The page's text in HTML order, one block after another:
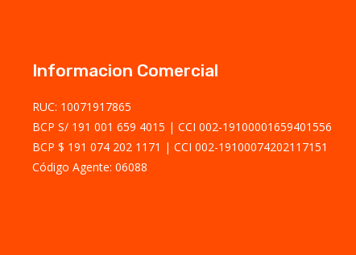
Informacion Comercial
RUC: 10071917865
BCP S/ 191 001 659 4015
CCI 002-19100001659401556
BCP $ 191 074 202 1171
CCI 002-19100074202117151
Código Agente: 06088